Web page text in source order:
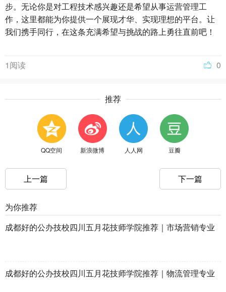
步。无论你是对工程技术感兴趣还是希望从事运营管理工
作，这里都能为你提供一个展现才华、实现理想的平台。让
我们携手同行，在这条充满希望与挑战的路上勇往直前吧！
0
1阅读
推荐
QQ空间 新浪微博 人人网 豆瓣
上一篇 下一篇
为你推荐
成都好的公办技校四川五月花技师学院推荐｜市场营销专业
成都好的公办技校四川五月花技师学院推荐｜物流管理专业